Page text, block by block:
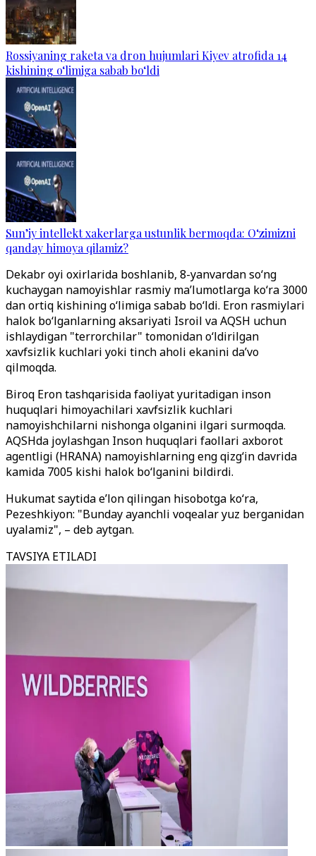
Rossiyaning raketa va dron hujumlari Kiyev atrofida 14
kishining o‘limiga sabab bo‘ldi
Sun’iy intellekt xakerlarga ustunlik bermoqda: O‘zimizni
qanday himoya qilamiz?
Dekabr oyi oxirlarida boshlanib, 8-yanvardan so‘ng
kuchaygan namoyishlar rasmiy ma’lumotlarga ko‘ra 3000
dan ortiq kishining o‘limiga sabab bo‘ldi. Eron rasmiylari
halok bo‘lganlarning aksariyati Isroil va AQSH uchun
ishlaydigan "terrorchilar" tomonidan o‘ldirilgan
xavfsizlik kuchlari yoki tinch aholi ekanini da’vo
qilmoqda.
Biroq Eron tashqarisida faoliyat yuritadigan inson
huquqlari himoyachilari xavfsizlik kuchlari
namoyishchilarni nishonga olganini ilgari surmoqda.
AQSHda joylashgan Inson huquqlari faollari axborot
agentligi (HRANA) namoyishlarning eng qizg‘in davrida
kamida 7005 kishi halok bo‘lganini bildirdi.
Hukumat saytida e’lon qilingan hisobotga ko‘ra,
Pezeshkiyon: "Bunday ayanchli voqealar yuz berganidan
uyalamiz", – deb aytgan.
TAVSIYA ETILADI